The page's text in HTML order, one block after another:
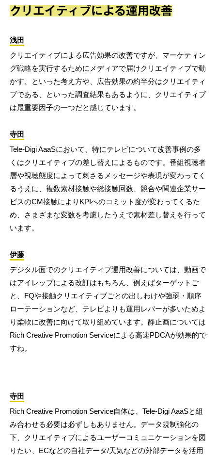
クリエイティブによる運用改善
浅田
クリエイティブによる広告効果の改善ですが、マーケティン
グ戦略を実行するためにメディアで届けクリエイティブで動
かす、といった考え方や、広告効果の約半分はクリエイティ
ブである、といった調査結果もあるように、クリエイティブ
は最重要因子の一つだと感じています。
寺田
Tele-Digi AaaSにおいて、特にテレビについて改善事例の多
くはクリエイティブの差し替えによるものです。番組視聴者
層や視聴態度によって刺さるメッセージや表現が変わってく
るうえに、複数素材接触や総接触回数、競合や関連企業サー
ビスのCM接触によりKPIへのコミット度が変わってくるた
め、さまざまな変数を考慮したうえで素材差し替えを行って
います。
伊藤
デジタル面でのクリエイティブ運用改善については、動画で
はアイレップによる改訂はもちろん、例えばターゲットご
と、FQや接触クリエイティブごとの出しわけや強弱・順序
ローテーションなど、テレビよりも運用レバーが多いためよ
り柔軟に改善に向けて取り組めています。静止画については
Rich Creative Promotion Serviceによる高速PDCAが効果的で
すね。
寺田
Rich Creative Promotion Service自体は、Tele-Digi AaaSと組
み合わせる必要は必ずしもありません。データ規制強化の
下、クリエイティブによるユーザーコミュニケーションを図
りたい、ECなどの自社データ/天気などの外部データを活用